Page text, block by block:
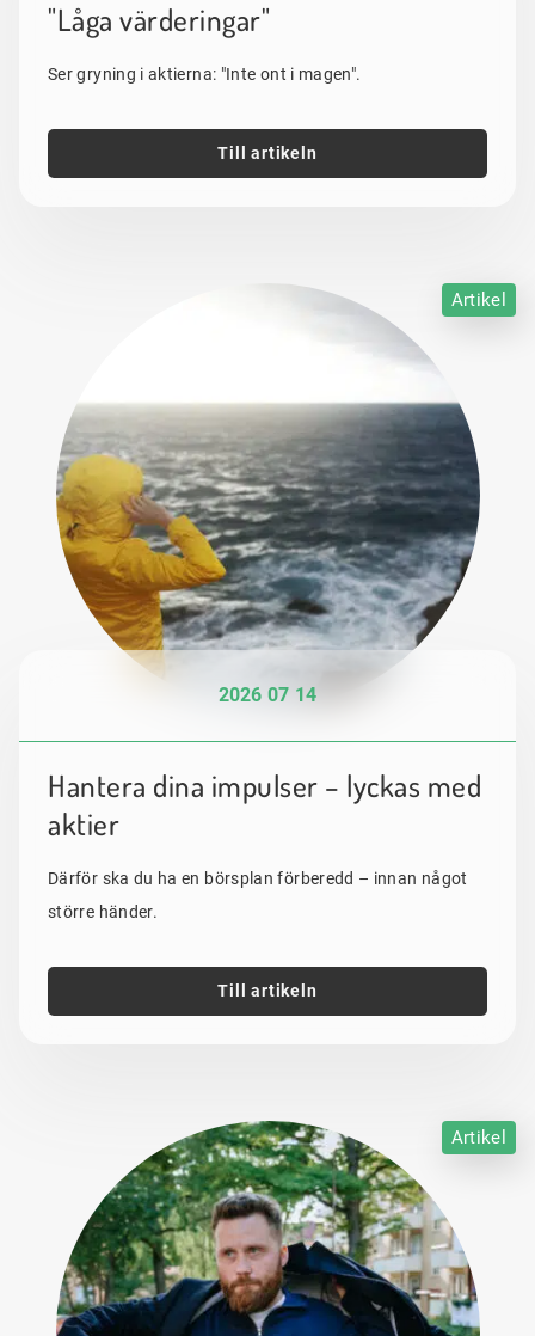
"Låga värderingar"
Ser gryning i aktierna: "Inte ont i magen".
Till artikeln
Artikel
2026 07 14
Hantera dina impulser – lyckas med
aktier
Därför ska du ha en börsplan förberedd – innan något
större händer.
Till artikeln
Artikel